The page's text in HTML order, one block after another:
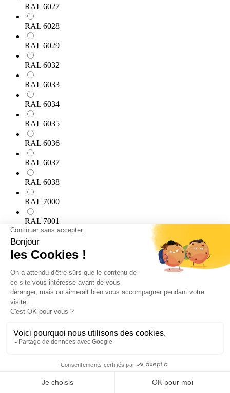
RAL 6027
RAL 6028
RAL 6029
RAL 6032
RAL 6033
RAL 6034
RAL 6035
RAL 6036
RAL 6037
RAL 6038
RAL 7000
RAL 7001
RAL 7002
RAL 7003
RAL 7004
RAL 7005
RAL 7008